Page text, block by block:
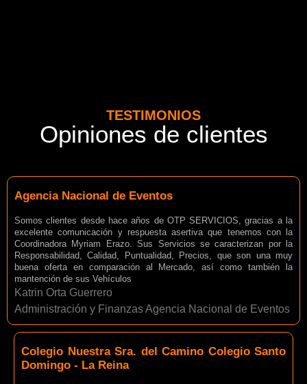
TESTIMONIOS
Opiniones de clientes
Agencia Nacional de Eventos
Somos clientes desde hace años de OTP SERVICIOS, gracias a la
excelente comunicación y respuesta asertiva que tenemos con la
Coordinadora Myriam Erazo. Sus Servicios se caracterizan por la
Responsabilidad, Calidad, Puntualidad, Precios, que son una muy
buena oferta en comparación al Mercado, así como también la
mantención de sus Vehículos
Katrin Orta Guerrero
Administración y Finanzas Agencia Nacional de Eventos
Colegio Nuestra Sra. del Camino Colegio Santo
Domingo - La Reina